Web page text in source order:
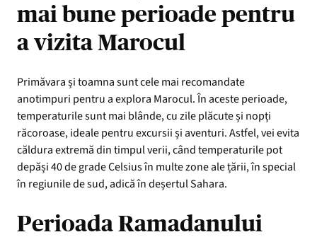
mai bune perioade pentru
a vizita Marocul
Primăvara și toamna sunt cele mai recomandate
anotimpuri pentru a explora Marocul. În aceste perioade,
temperaturile sunt mai blânde, cu zile plăcute și nopți
răcoroase, ideale pentru excursii și aventuri. Astfel, vei evita
căldura extremă din timpul verii, când temperaturile pot
depăși 40 de grade Celsius în multe zone ale țării, în special
în regiunile de sud, adică în deșertul Sahara.
Perioada Ramadanului